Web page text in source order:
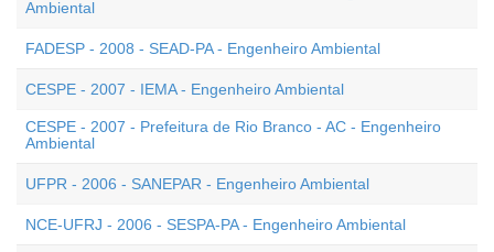
Ambiental
FADESP - 2008 - SEAD-PA - Engenheiro Ambiental
CESPE - 2007 - IEMA - Engenheiro Ambiental
CESPE - 2007 - Prefeitura de Rio Branco - AC - Engenheiro
Ambiental
UFPR - 2006 - SANEPAR - Engenheiro Ambiental
NCE-UFRJ - 2006 - SESPA-PA - Engenheiro Ambiental